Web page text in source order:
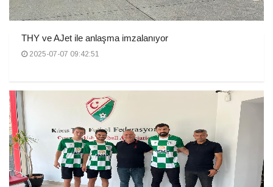
THY ve AJet ile anlaşma imzalanıyor
2025-07-07 09:42:51